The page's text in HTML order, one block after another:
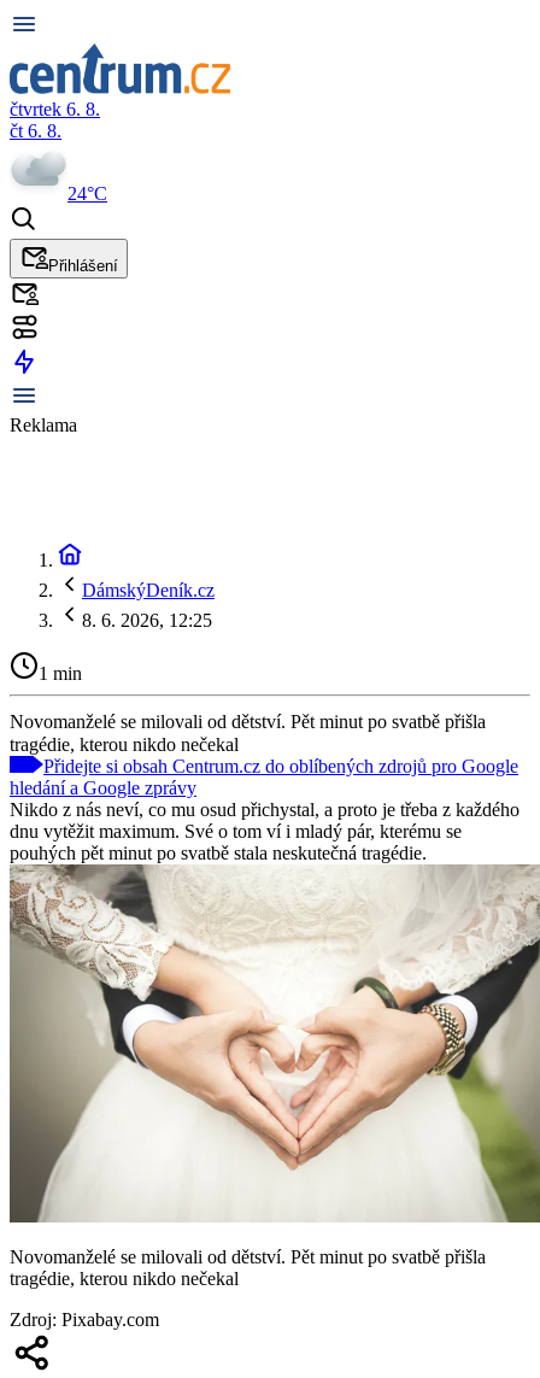
čtvrtek 6. 8.
čt 6. 8.
24°C
Přihlášení
Reklama
DámskýDeník.cz
8. 6. 2026, 12:25
1 min
Novomanželé se milovali od dětství. Pět minut po svatbě přišla
tragédie, kterou nikdo nečekal
Přidejte si obsah Centrum.cz do oblíbených zdrojů pro Google
hledání a Google zprávy
Nikdo z nás neví, co mu osud přichystal, a proto je třeba z každého
dnu vytěžit maximum. Své o tom ví i mladý pár, kterému se
pouhých pět minut po svatbě stala neskutečná tragédie.
Novomanželé se milovali od dětství. Pět minut po svatbě přišla
tragédie, kterou nikdo nečekal
Zdroj: Pixabay.com